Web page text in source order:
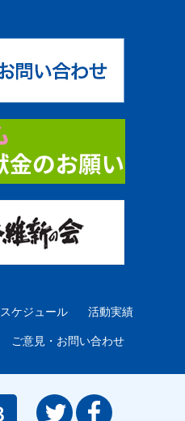
スケジュール 活動実績
ご意見・お問い合わせ